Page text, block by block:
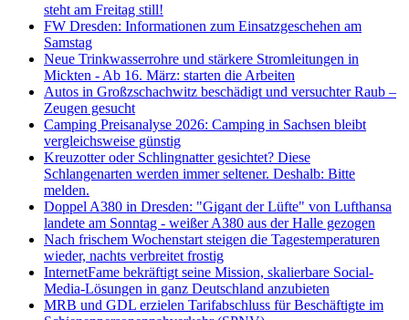
steht am Freitag still!
FW Dresden: Informationen zum Einsatzgeschehen am
Samstag
Neue Trinkwasserrohre und stärkere Stromleitungen in
Mickten - Ab 16. März: starten die Arbeiten
Autos in Großzschachwitz beschädigt und versuchter Raub –
Zeugen gesucht
Camping Preisanalyse 2026: Camping in Sachsen bleibt
vergleichsweise günstig
Kreuzotter oder Schlingnatter gesichtet? Diese
Schlangenarten werden immer seltener. Deshalb: Bitte
melden.
Doppel A380 in Dresden: "Gigant der Lüfte" von Lufthansa
landete am Sonntag - weißer A380 aus der Halle gezogen
Nach frischem Wochenstart steigen die Tagestemperaturen
wieder, nachts verbreitet frostig
InternetFame bekräftigt seine Mission, skalierbare Social-
Media-Lösungen in ganz Deutschland anzubieten
MRB und GDL erzielen Tarifabschluss für Beschäftigte im